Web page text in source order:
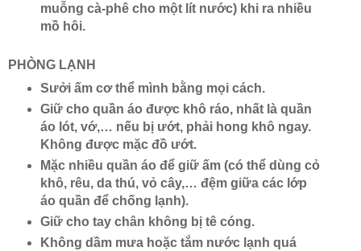
muỗng cà-phê cho một lít nước) khi ra nhiều
mồ hôi.
PHÒNG LẠNH
Sưởi ấm cơ thể mình bằng mọi cách.
Giữ cho quần áo được khô ráo, nhất là quần
áo lót, vớ,… nếu bị ướt, phải hong khô ngay.
Không được mặc đồ ướt.
Mặc nhiều quần áo để giữ ấm (có thể dùng cỏ
khô, rêu, da thú, vỏ cây,… đệm giữa các lớp
áo quần để chống lạnh).
Giữ cho tay chân không bị tê cóng.
Không dầm mưa hoặc tắm nước lạnh quá